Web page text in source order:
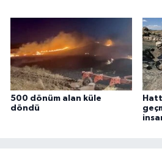
500 dönüm alan küle
döndü